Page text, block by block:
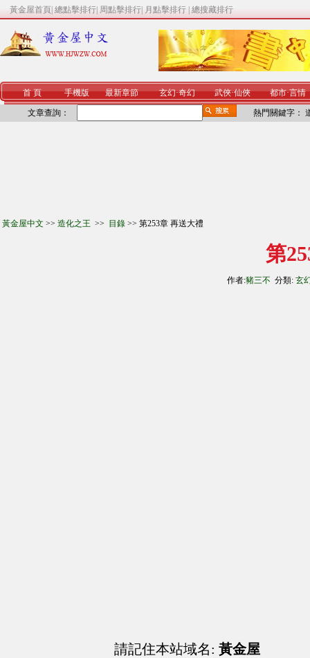
黃金屋首頁 總點擊排行 周點擊排行 月點擊排行 總搜藏排行
首 頁 手機版 最新章節 玄幻·奇幻 武俠·仙俠 都市·言情
文章查詢： 熱門關鍵字：
黃金屋中文 >> 造化之王 >> 目錄 >> 第253章 再送大禮
第
作者:豬三不 分類: 玄
請記住本站域名: 黃金屋